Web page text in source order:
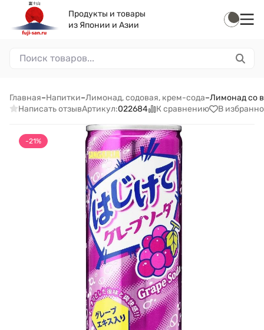
Продукты и товары
из Японии и Азии
Главная–Напитки–Лимонад, содовая, крем-сода–Лимонад со
Написать отзывАртикул:022684 К сравнению В
-21%